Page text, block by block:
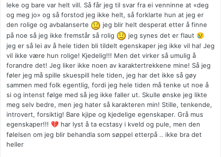
leke og bare var helt vill. Så får jeg til svar fra ei venninne at «deg
og meg jo» og så forstod jeg ikke helt, så forklarte hun at jeg er
den rolige og avbalanserte
jeg blir helt desperat etter å finne
på noe så jeg ikke fremstår så rolig
jeg synes det er flaut 😢
jeg er så lei av å hele tiden bli tildelt egenskaper jeg ikke vil ha! Jeg
vil ikke være hun rolige! Kjedelig!!! Men det virker så umulig å
forandre det! Jeg liker ikke noen av karaktertrekkene mine! Så jeg
føler jeg må spille skuespill hele tiden, jeg har det ikke så gøy
sammen med folk egentlig, fordi jeg hele tiden må tenke ut noe å
si og intenst følge med så jeg ikke faller ut. Skulle ønske jeg likte
meg selv bedre, men jeg hater så karakteren min! Stille, tenkende,
introvert, forsiktig! Bare kjipe og kjedelige egenskaper. Grå mus
egenskaper!!! 💔 har lyst å ta ecstasy i kveld og pule, men den
følelsen om jeg blir behandla som søppel etterpå .. ikke bra det
heller